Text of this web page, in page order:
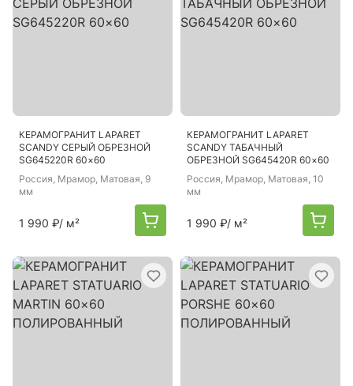
КЕРАМОГРАНИТ LAPARET
SCANDY СЕРЫЙ ОБРЕЗНОЙ
SG645220R 60×60
Россия, Мрамор, Матовая, 9
мм
1 990 ₽/ м²
КЕРАМОГРАНИТ LAPARET
SCANDY ТАБАЧНЫЙ
ОБРЕЗНОЙ SG645420R 60×60
Россия, Мрамор, Матовая, 10
мм
1 990 ₽/ м²